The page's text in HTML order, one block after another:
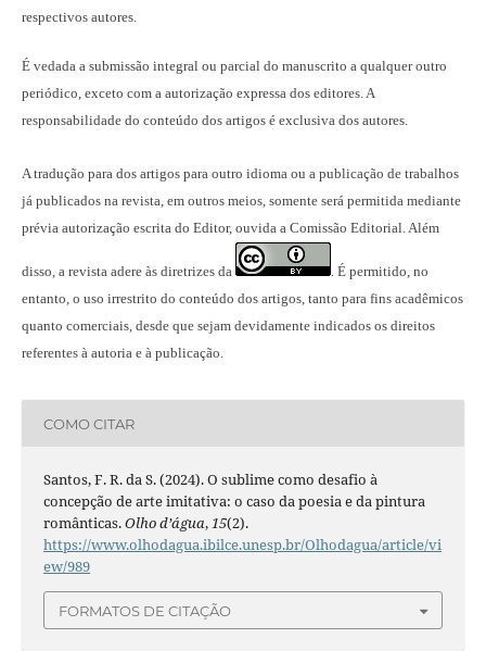
respectivos autores.
É vedada a submissão integral ou parcial do manuscrito a qualquer outro
periódico, exceto com a autorização expressa dos editores. A
responsabilidade do conteúdo dos artigos é exclusiva dos autores.
A tradução para dos artigos para outro idioma ou a publicação de trabalhos
já publicados na revista, em outros meios, somente será permitida mediante
prévia autorização escrita do Editor, ouvida a Comissão Editorial. Além
disso, a revista adere às diretrizes da . É permitido, no
entanto, o uso irrestrito do conteúdo dos artigos, tanto para fins acadêmicos
quanto comerciais, desde que sejam devidamente indicados os direitos
referentes à autoria e à publicação.
COMO CITAR
Santos, F. R. da S. (2024). O sublime como desafio à
concepção de arte imitativa: o caso da poesia e da pintura
românticas.Olho d’água,15(2).
https://www.olhodagua.ibilce.unesp.br/Olhodagua/article/vi
ew/989
FORMATOS DE CITAÇÃO